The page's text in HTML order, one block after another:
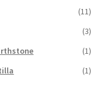
(11)
(3)
(1)
(1)